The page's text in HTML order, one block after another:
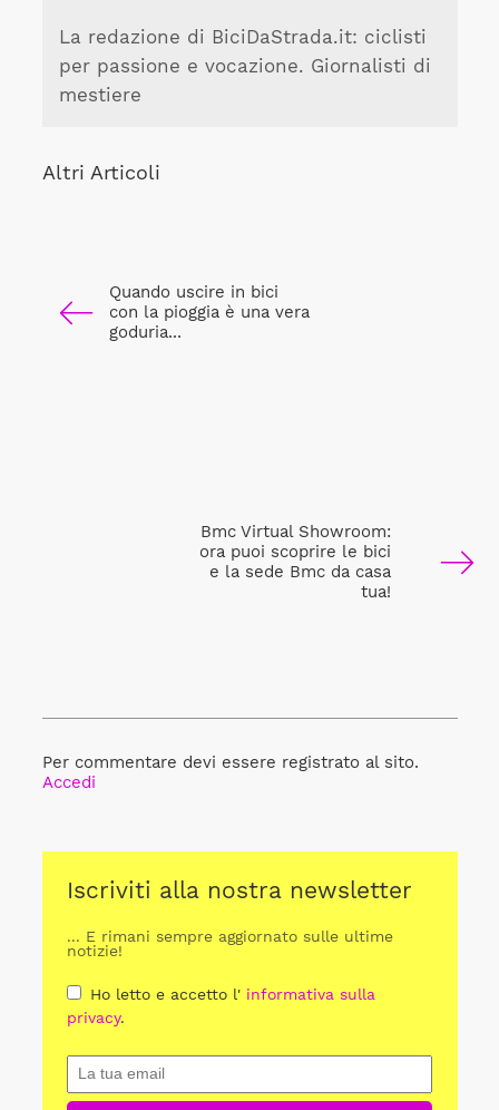
La redazione di BiciDaStrada.it: ciclisti
per passione e vocazione. Giornalisti di
mestiere
Altri Articoli
Quando uscire in bici
con la pioggia è una vera
goduria...
Bmc Virtual Showroom:
ora puoi scoprire le bici
e la sede Bmc da casa
tua!
Per commentare devi essere registrato al sito.
Accedi
Iscriviti alla nostra newsletter
... E rimani sempre aggiornato sulle ultime
notizie!
Ho letto e accetto l' informativa sulla
privacy.